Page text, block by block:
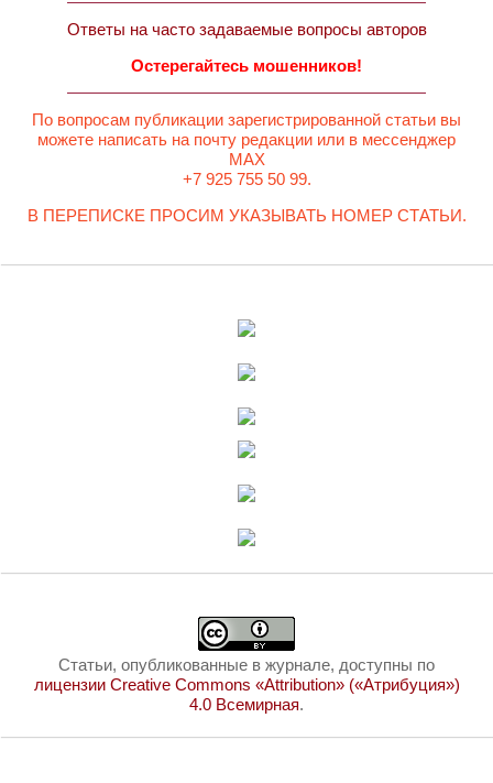
Ответы на часто задаваемые вопросы авторов
Остерегайтесь мошенников!
По вопросам публикации зарегистрированной статьи вы
можете написать на почту редакции или в мессенджер
MAX
+7 925 755 50 99.
В ПЕРЕПИСКЕ ПРОСИМ УКАЗЫВАТЬ НОМЕР СТАТЬИ.
Статьи, опубликованные в журнале, доступны по
лицензии Creative Commons «Attribution» («Атрибуция»)
4.0 Всемирная.